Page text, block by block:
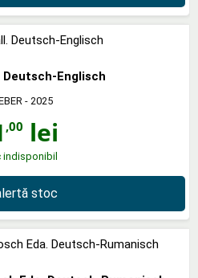
Deutsch-Englisch
- 2025
,00 lei
indisponibil
stoc